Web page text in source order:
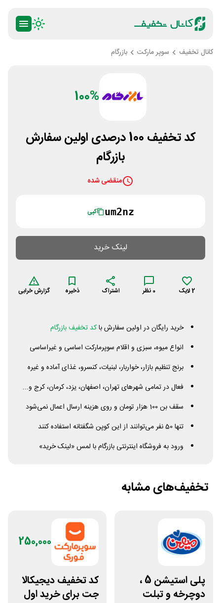
کانال تخفیف سوپر مارکت بازرگام
100%
کد تخفیف 100 درصدی اولین سفارش
بازرگام
منقضی شده
um2nz کپی
لینک خرید
2لایک 0 نظر اشتراک ذخیره گزارش خرابی
خرید رایگان در اولین سفارش باکد تخفیف بازرگام
انواع میوه، سبزی و اقلام سوپرمارکت اساسی و غیراساسی
برنج تنظیم بازار، خواربار، لبنیات، کنسرو، غذای آماده و غیره
فعال در تمامی شهرهای تهران، اصفهان، یزد، کرمان، کرج و...
سقف بن 100 هزار تومان و روی هزینه ارسال اعمال نمی‌شود
تنها 50 نفر می‌توانند از این کوپن شگفتانه استفاده کنند
ورود به فروشگاه اینترنتی بازرگام با لمس «لینک خرید»
تخفیف‌های مشابه
پلی استیشن 5 ،
دوچرخه و تبلت
250,000
کد تخفیف دیجیکالا
جت برای خرید اول